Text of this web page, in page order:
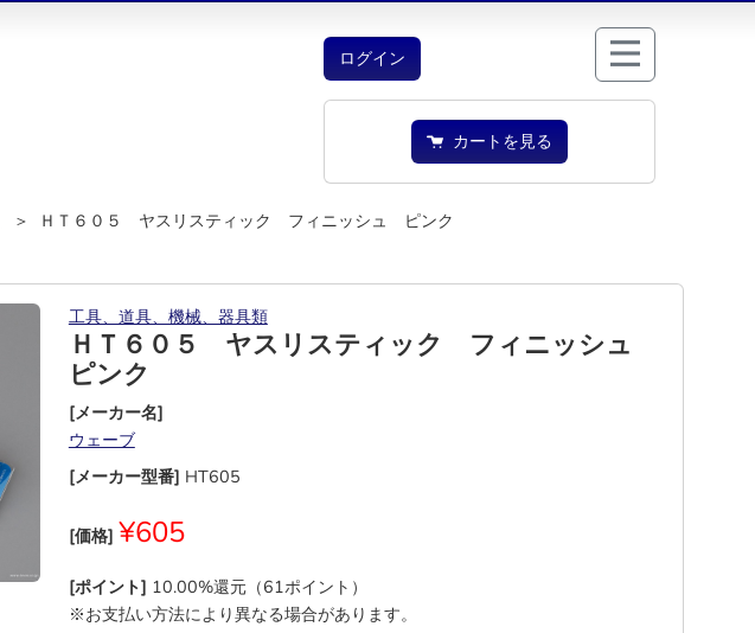
ログイン
カートを見る
＞ ＨＴ６０５ ヤスリスティック フィニッシュ ピンク
工具、道具、機械、器具類
ＨＴ６０５ ヤスリスティック フィニッシュ
ピンク
[メーカー名]
ウェーブ
[メーカー型番] HT605
[価格] ¥605
[ポイント] 10.00%還元（61ポイント）
※お支払い方法により異なる場合があります。